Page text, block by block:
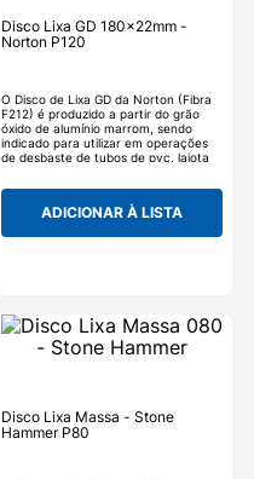
Disco Lixa GD 180x22mm -
Norton P120
O Disco de Lixa GD da Norton (Fibra
F212) é produzido a partir do grão
óxido de alumínio marrom, sendo
indicado para utilizar em operações
de desbaste de tubos de pvc, lajota
a remoção de tinta antiga e/ou
ADICIONAR À LISTA
Disco Lixa Massa - Stone
Hammer P80